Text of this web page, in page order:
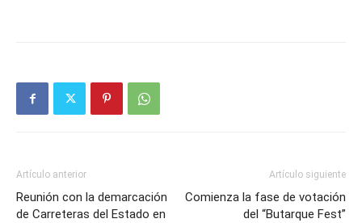
Artículo anterior
Reunión con la demarcación
de Carreteras del Estado en
Artículo siguiente
Comienza la fase de votación
del “Butarque Fest”